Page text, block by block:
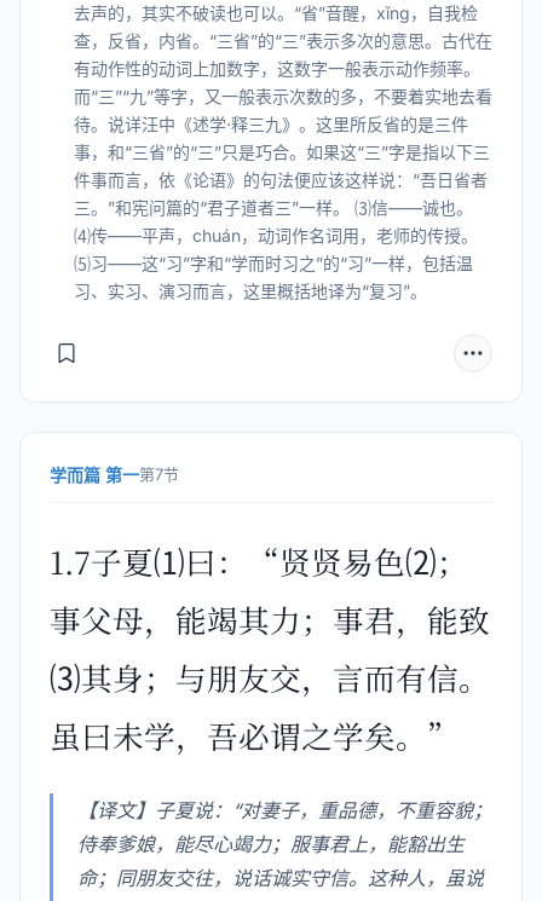
去声的，其实不破读也可以。“省”音醒，xǐng，自我检
查，反省，内省。“三省”的“三”表示多次的意思。古代在
有动作性的动词上加数字，这数字一般表示动作频率。
而“三”“九”等字，又一般表示次数的多，不要着实地去看
待。说详汪中《述学·释三九》。这里所反省的是三件
事，和“三省”的“三”只是巧合。如果这“三”字是指以下三
件事而言，依《论语》的句法便应该这样说：“吾日省者
三。”和宪问篇的“君子道者三”一样。 ⑶信——诚也。
⑷传——平声，chuán，动词作名词用，老师的传授。
⑸习——这“习”字和“学而时习之”的“习”一样，包括温
习、实习、演习而言，这里概括地译为“复习”。
学而篇 第一第7节
1.7子夏⑴曰：“贤贤易色⑵；
事父母，能竭其力；事君，能致
⑶其身；与朋友交，言而有信。
虽曰未学，吾必谓之学矣。”
【译文】子夏说：“对妻子，重品德，不重容貌；
侍奉爹娘，能尽心竭力；服事君上，能豁出生
命；同朋友交往，说话诚实守信。这种人，虽说